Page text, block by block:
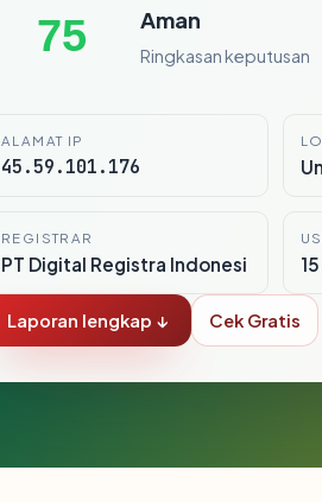
75 Aman
Ringkasan keputusan
ALAMAT IP
45.59.101.176
REGISTRAR
PT Digital Registra Indonesi
Laporan lengkap ↓ Cek Gratis